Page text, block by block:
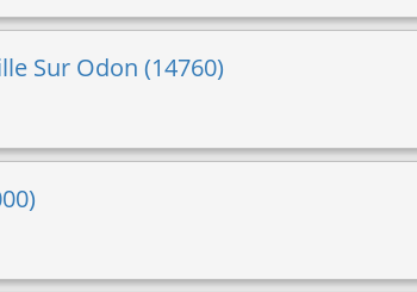
Sur Odon (14760)